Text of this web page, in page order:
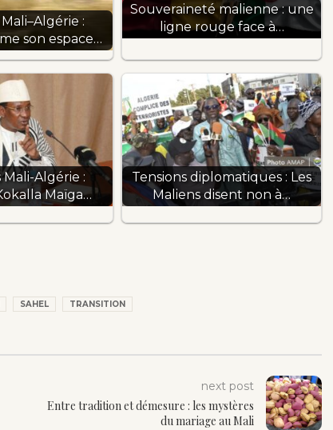
:
son espace…
Souveraineté malienne : une
ligne rouge face à…
Mali-Algérie :
Maïga…
Tensions diplomatiques : Les
Maliens disent non à…
SAHEL TRANSITION
next post
Entre tradition et démesure : les mystères
du mariage au Mali